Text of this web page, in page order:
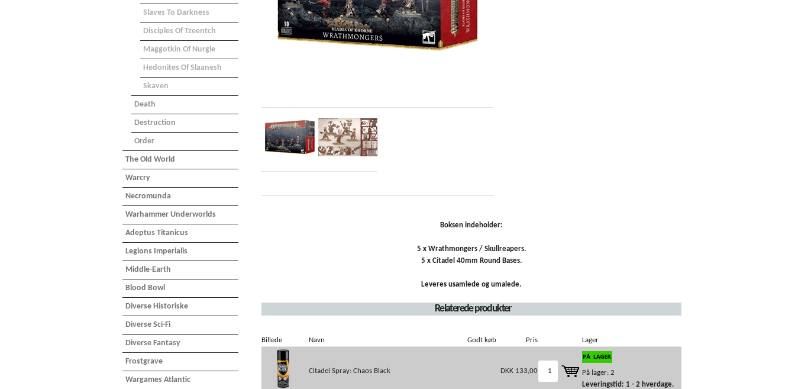
Slaves To Darkness
Disciples Of Tzeentch
Maggotkin Of Nurgle
Hedonites Of Slaanesh
Skaven
Death
Destruction
Order
The Old World
Warcry
Necromunda
Warhammer Underworlds
Adeptus Titanicus
Legions Imperialis
Middle-Earth
Blood Bowl
Diverse Historiske
Diverse Sci-Fi
Diverse Fantasy
Frostgrave
Wargames Atlantic
Boksen indeholder:
5 x Wrathmongers / Skullreapers.
5 x Citadel 40mm Round Bases.
Leveres usamlede og umalede.
Relaterede produkter
Billede Navn Godt køb Pris Lager
Citadel Spray: Chaos Black DKK 133,00
På lager: 2
Leveringstid: 1 - 2 hverdage.